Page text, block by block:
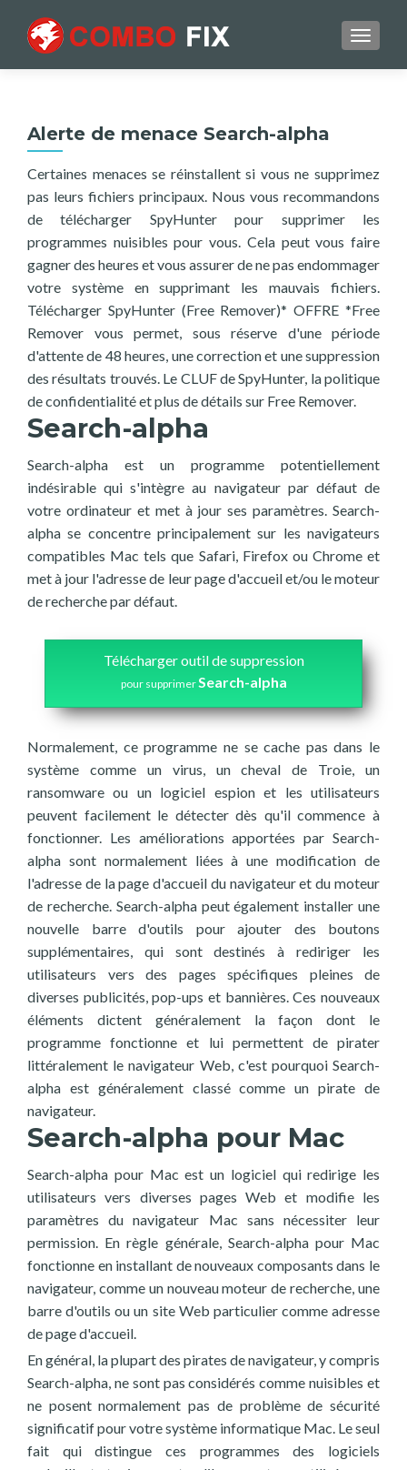
Alerte de menace Search-alpha
Certaines menaces se réinstallent si vous ne supprimez
pas leurs fichiers principaux. Nous vous recommandons
de télécharger SpyHunter pour supprimer les
programmes nuisibles pour vous. Cela peut vous faire
gagner des heures et vous assurer de ne pas endommager
votre système en supprimant les mauvais fichiers.
Télécharger SpyHunter (Free Remover)* OFFRE *Free
Remover vous permet, sous réserve d'une période
d'attente de 48 heures, une correction et une suppression
des résultats trouvés. Le CLUF de SpyHunter, la politique
de confidentialité et plus de détails sur Free Remover.
Search-alpha
Search-alpha est un programme potentiellement
indésirable qui s'intègre au navigateur par défaut de
votre ordinateur et met à jour ses paramètres. Search-
alpha se concentre principalement sur les navigateurs
compatibles Mac tels que Safari, Firefox ou Chrome et
met à jour l'adresse de leur page d'accueil et/ou le moteur
de recherche par défaut.
Télécharger outil de suppression
pour supprimerSearch-alpha
Normalement, ce programme ne se cache pas dans le
système comme un virus, un cheval de Troie, un
ransomware ou un logiciel espion et les utilisateurs
peuvent facilement le détecter dès qu'il commence à
fonctionner. Les améliorations apportées par Search-
alpha sont normalement liées à une modification de
l'adresse de la page d'accueil du navigateur et du moteur
de recherche. Search-alpha peut également installer une
nouvelle barre d'outils pour ajouter des boutons
supplémentaires, qui sont destinés à rediriger les
utilisateurs vers des pages spécifiques pleines de
diverses publicités, pop-ups et bannières. Ces nouveaux
éléments dictent généralement la façon dont le
programme fonctionne et lui permettent de pirater
littéralement le navigateur Web, c'est pourquoi Search-
alpha est généralement classé comme un pirate de
navigateur.
Search-alpha pour Mac
Search-alpha pour Mac est un logiciel qui redirige les
utilisateurs vers diverses pages Web et modifie les
paramètres du navigateur Mac sans nécessiter leur
permission. En règle générale, Search-alpha pour Mac
fonctionne en installant de nouveaux composants dans le
navigateur, comme un nouveau moteur de recherche, une
barre d'outils ou un site Web particulier comme adresse
de page d'accueil.
En général, la plupart des pirates de navigateur, y compris
Search-alpha, ne sont pas considérés comme nuisibles et
ne posent normalement pas de problème de sécurité
significatif pour votre système informatique Mac. Le seul
fait qui distingue ces programmes des logiciels